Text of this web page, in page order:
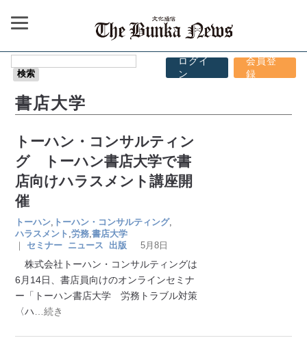
ログイ
ン
会員登
録
書店大学
トーハン・コンサルティン
グ トーハン書店大学で書
店向けハラスメント講座開
催
トーハン トーハン・コンサルティング,
ハラスメント ,労務 ,書店大学
｜
セミナー ニュース 出版 5月8日
株式会社トーハン・コンサルティングは
6月14日、書店員向けのオンラインセミナ
ー「トーハン書店大学 労務トラブル対策
〈ハ …続き